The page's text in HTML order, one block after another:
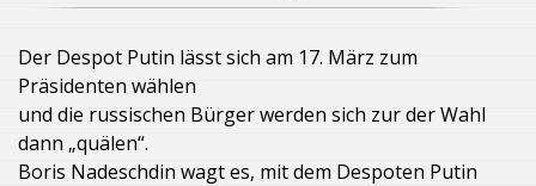
Der Despot Putin lässt sich am 17. März zum
Präsidenten wählen
und die russischen Bürger werden sich zur der Wahl
dann „quälen“.
Boris Nadeschdin wagt es, mit dem Despoten Putin